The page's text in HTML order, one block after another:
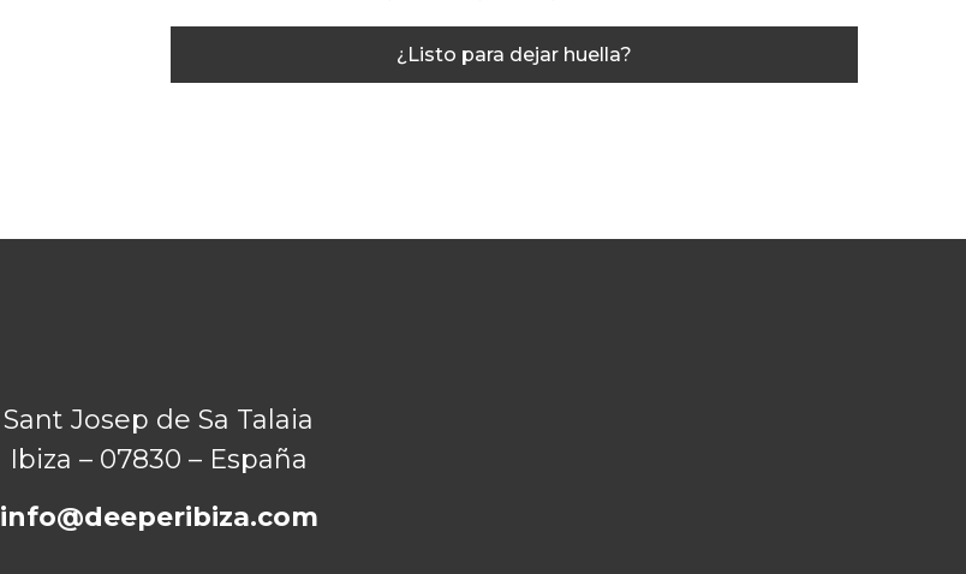
¿Listo para dejar huella?
Sant Josep de Sa Talaia
Ibiza – 07830 – España
info@deeperibiza.com